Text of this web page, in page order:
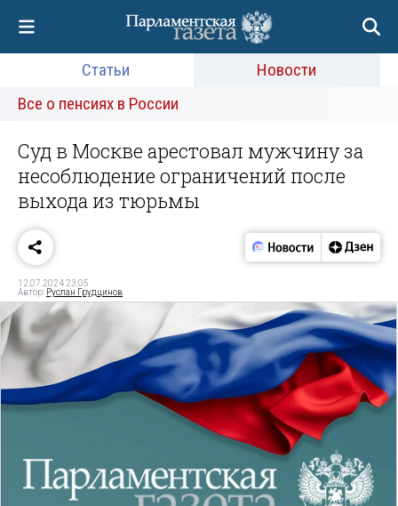
Статьи
Новости
Все о пенсиях в России
Суд в Москве арестовал мужчину за
несоблюдение ограничений после
выхода из тюрьмы
12.07.2024 23:05
Автор: Руслан Грудцинов